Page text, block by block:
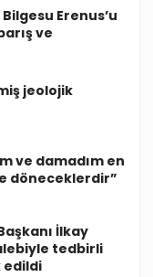
Bilgesu Erenus’u
ve
jeolojik
ve damadım en
döneceklerdir”
İlkay
tedbirli
edildi